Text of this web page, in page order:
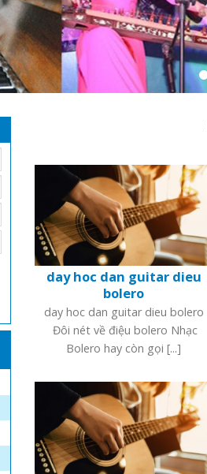
day hoc dan guitar dieu
bolero
day hoc dan guitar dieu bolero
Đôi nét về điệu bolero Nhạc
Bolero hay còn gọi [...]